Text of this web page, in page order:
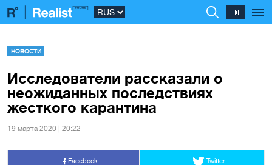
НОВОСТИ
Исследователи рассказали о
неожиданных последствиях
жесткого карантина
19 марта 2020 | 20:22
Facebook Twitter